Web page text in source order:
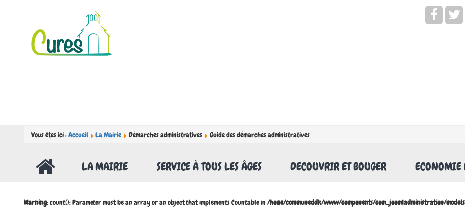
Vous êtes ici :Accueil La Mairie Démarches administratives Guide des démarches administratives
LA MAIRIE SERVICE À TOUS LES ÂGES DECOUVRIR ET BOUGER ECONOMIE
Warning: count(): Parameter must be an array or an object that implements Countable in/home/communeddk/www/components/com_joomladministration/